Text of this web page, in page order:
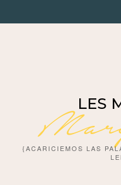
LES
{ACARICIEMOS LAS